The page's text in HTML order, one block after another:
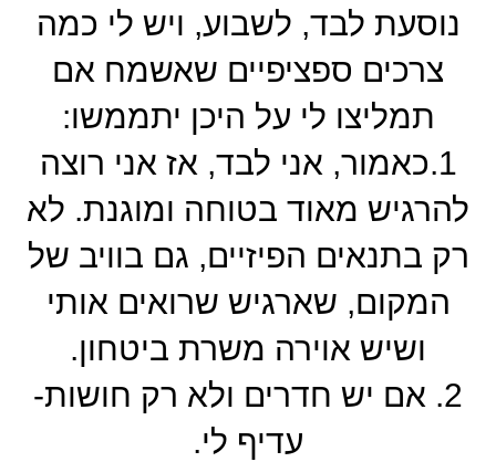
נוסעת לבד, לשבוע, ויש לי כמה
צרכים ספציפיים שאשמח אם
תמליצו לי על היכן יתממשו:
1.כאמור, אני לבד, אז אני רוצה
להרגיש מאוד בטוחה ומוגנת. לא
רק בתנאים הפיזיים, גם בוויב של
המקום, שארגיש שרואים אותי
ושיש אוירה משרת ביטחון.
2. אם יש חדרים ולא רק חושות-
עדיף לי.